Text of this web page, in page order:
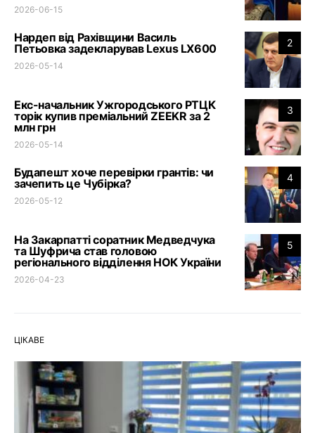
2026-06-15
2
Нардеп від Рахівщини Василь
Петьовка задекларував Lexus LX600
2026-05-14
3
Екс-начальник Ужгородського РТЦК
торік купив преміальний ZEEKR за 2
млн грн
2026-05-14
4
Будапешт хоче перевірки грантів: чи
зачепить це Чубірка?
2026-05-12
5
На Закарпатті соратник Медведчука
та Шуфрича став головою
регіонального відділення НОК України
2026-04-23
ЦІКАВЕ